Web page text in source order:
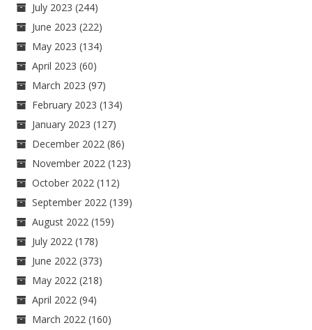
July 2023 (244)
June 2023 (222)
May 2023 (134)
April 2023 (60)
March 2023 (97)
February 2023 (134)
January 2023 (127)
December 2022 (86)
November 2022 (123)
October 2022 (112)
September 2022 (139)
August 2022 (159)
July 2022 (178)
June 2022 (373)
May 2022 (218)
April 2022 (94)
March 2022 (160)